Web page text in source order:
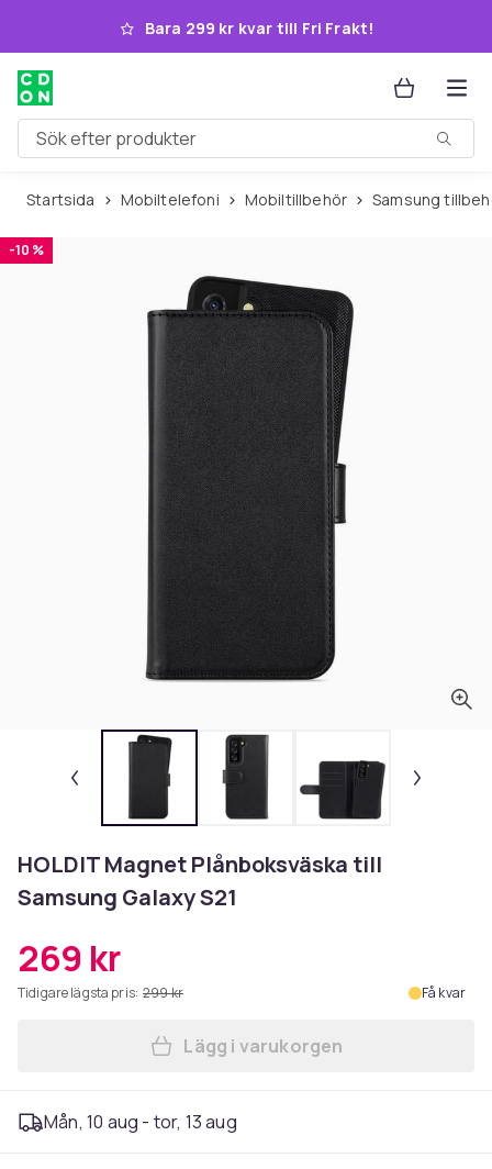
Hoppa till huvudinnehållet
Bara 299 kr kvar till Fri Frakt!
Sök efter produkter
Startsida Mobiltelefoni Mobiltillbehör Samsung
-10 %
HOLDIT Magnet Plånboksväska till
Samsung Galaxy S21
269 kr
Tidigare lägsta pris: 299 kr Få kvar
Lägg till HOLDIT Magnet
Lägg i varukorgen
Mån, 10 aug - tor, 13 aug